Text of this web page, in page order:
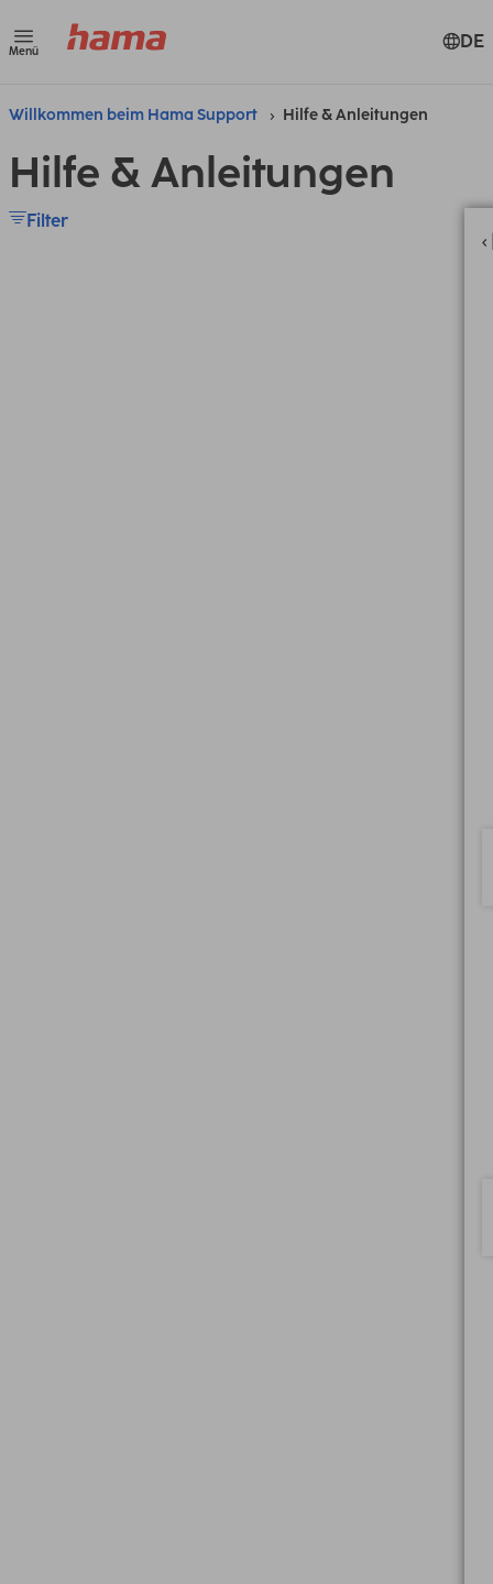
Menü DE
Willkommen beim Hama Support Hilfe & Anleitungen
Hilfe & Anleitungen
Filter